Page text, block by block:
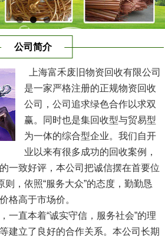
公司简介
上海富禾废旧物资回收有限公司
是一家严格注册的正规物资回收
公司，公司追求绿色合作以求双
赢。同时也是集回收型与贸易型
为一体的综合型企业。我们自开
业以来有很多成功的回收案例，
一致好评，本公司把诚信摆在首要位
则，依照“服务大众”的态度，勤勤恳
格高于市场价。
直本着“诚实守信，服务社会”的理
建立了良好的合作关系。本公司长期